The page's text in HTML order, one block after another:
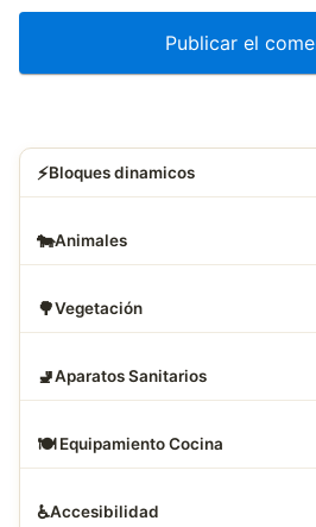
⚡Bloques dinamicos
🐄Animales
🌳Vegetación
🚽Aparatos Sanitarios
🍽️ Equipamiento Cocina
♿Accesibilidad